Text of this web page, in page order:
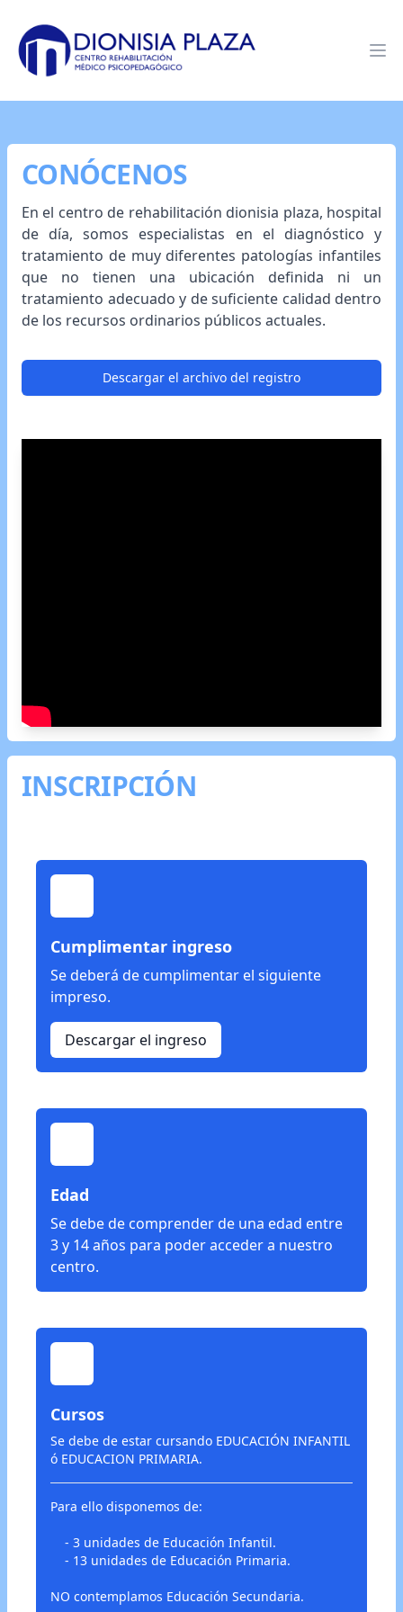
Dionisia Plaza
CONÓCENOS
En el centro de rehabilitación dionisia plaza, hospital
de día, somos especialistas en el diagnóstico y
tratamiento de muy diferentes patologías infantiles
que no tienen una ubicación definida ni un
tratamiento adecuado y de suficiente calidad dentro
de los recursos ordinarios públicos actuales.
Descargar el archivo del registro
INSCRIPCIÓN
A better way to send money.
Cumplimentar ingreso
Se deberá de cumplimentar el siguiente
impreso.
Descargar el ingreso
Edad
Se debe de comprender de una edad entre
3 y 14 años para poder acceder a nuestro
centro.
Cursos
Se debe de estar cursando EDUCACIÓN INFANTIL
ó EDUCACION PRIMARIA.
Para ello disponemos de:
- 3 unidades de Educación Infantil.
- 13 unidades de Educación Primaria.
NO contemplamos Educación Secundaria.